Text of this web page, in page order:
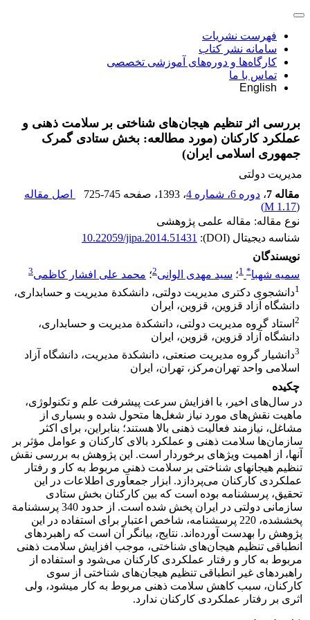
فهرست نشریات
سامانه نشر کتاب
کارگاه‌ها و دوره‌های آموزشی تخصصی
تماس با ما
English
بررسی اثر تنظیم هیجان‌های شناختی بر سلامت ذهنی و
عملکرد کارکنان (مورد مطالعه: بخش ستادی گمرک
جمهوری اسلامی ایران)
مدیریت دولتی
مقاله 7
، دوره 6، شماره 4 ، 1393 ، صفحه 725-745
اصل مقاله
(
1.17 M
)
نوع مقاله: مقاله علمی پژوهشی
شناسه دیجیتال (DOI):
10.22059/jipa.2014.51431
نویسندگان
سمیه شهبا*
1؛ سید مهدی الوانی2؛ محمد علی افشار کاظمی3
1دانشجوی دکتری مدیریت دولتی، دانشکدة مدیریت و حسابداری،
دانشگاه آزاد قزوین، قزوین، ایران
2 استاد گروه مدیریت دولتی، دانشکدة مدیریت و حسابداری،
دانشگاه آزاد قزوین، قزوین، ایران
3دانشیار گروه مدیریت صنعتی، دانشکدة مدیریت، دانشگاه آزاد
اسلامی واحد تهران‌مرکز، تهران، ایران
چکیده
در سال­‌های اخیر، با افزایش سرعت پیشرفت علم و تکنولوژی،
ماهیت نقش⁭‌های مورد نیاز شغل⁭‌ها متحول شده و بسیاری از
مشاغل، نیازمند فعالیت ذهنی بالا هستند؛ بنابراین، برای اکثر
سازمان‌ها سلامت ذهنی و عملکرد بالای کارکنان و عوامل مؤثر بر
آنها، از اهمیت ویژه­ای برخوردار است. این پژوهش به بررسی نقش
تنظیم هیجان­های شناختی بر سلامت ذهنی مربوط به کار و رفتار
عملکردی کارکنان می‌پردازد. ابزار جمع­آوری اطلاعات در این
تحقیق، پرسشنامه بوده است که بین کارکنان بخش ستادی
سازمانی دولتی در ایران پخش شده است. از حدود 340 پرسشنامة
پخش­شده، 220 پرسشنامه، شاخص اعتبار برای استفاده در این
پژوهش را به­دست آورده‌اند. نتایج، بیانگر آن است که راهبرد‌های
انطباقی تنظیم هیجان‌های شناختی، موجب افزایش سلامت ذهنی
مربوط به کار و رفتار عملکردی کارکنان می‌شود و استفاده از
راهبرد‌های غیر انطباقی تنظیم هیجان‌های شناختی از سوی
کارکنان، سبب کاهش سلامت ذهنی مربوط به کار می­شود، ولی
اثری بر رفتار عملکردی کارکنان ندارد.